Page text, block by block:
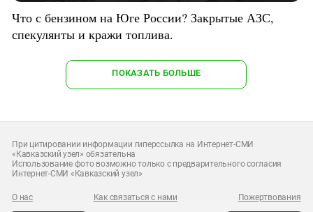
Что с бензином на Юге России? Закрытые АЗС,
спекулянты и кражи топлива.
ПОКАЗАТЬ БОЛЬШЕ
При цитировании информации гиперссылка на Интернет-СМИ
«Кавказский узел» обязательна
Использование фото возможно только с предварительного согласия
Интернет-СМИ «Кавказский узел»
О нас Как связаться с нами Пожертвования